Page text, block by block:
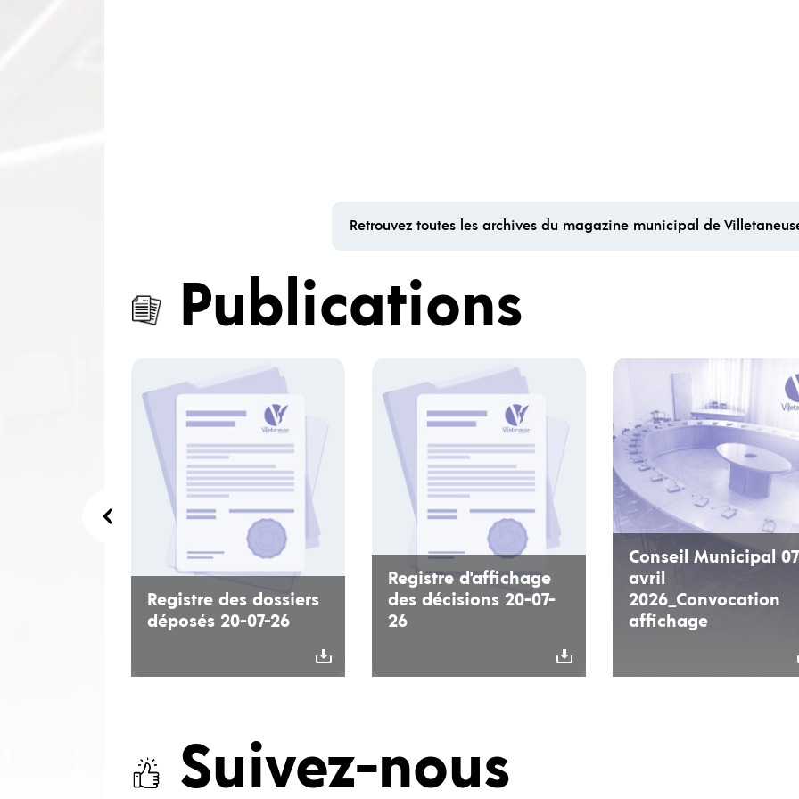
Retrouvez toutes les archives du magazine municipal de
Publications
Registre des dossiers
déposés 20-07-26
Registre d'affichage
des décisions 20-07-
26
Conseil Municipal 07
avril
2026_Convocation
affichage
Suivez-nous